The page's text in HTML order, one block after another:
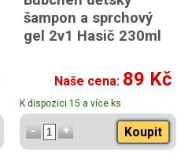
šampon a sprchový
gel 2v1 Hasič 230ml
Naše cena: 89 Kč
K dispozici 15 a více ks
Koupit